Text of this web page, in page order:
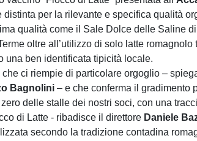
distinta per la rilevante e specifica qualità
qualità come il Sale Dolce delle Saline
oltre all’utilizzo di solo latte
una ben identificata tipicità locale.
che ci riempie di particolare orgoglio –
Bagnolini – e che conferma il gradimento
zero delle stalle dei nostri soci, con una
di Latte - ribadisce il direttore Daniele
secondo la tradizione contadina